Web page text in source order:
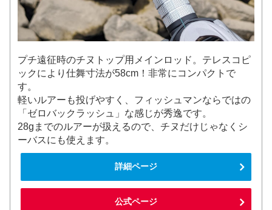
プチ遠征時のチヌトップ用メインロッド。テレスコピ
ックにより仕舞寸法が58cm！非常にコンパクトで
す。
軽いルアーも投げやすく、フィッシュマンならではの
「ゼロバックラッシュ」な感じが秀逸です。
28gまでのルアーが扱えるので、チヌだけじゃなくシ
ーバスにも使えます。
詳細ページ
公式ページ